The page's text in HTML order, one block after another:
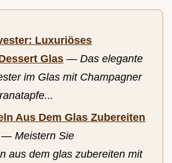
Luxuriöses
Glas — Das elegante
im Glas mit Champagner
Aus Dem Glas Zubereiten
— Meistern Sie
aus dem glas zubereiten mit